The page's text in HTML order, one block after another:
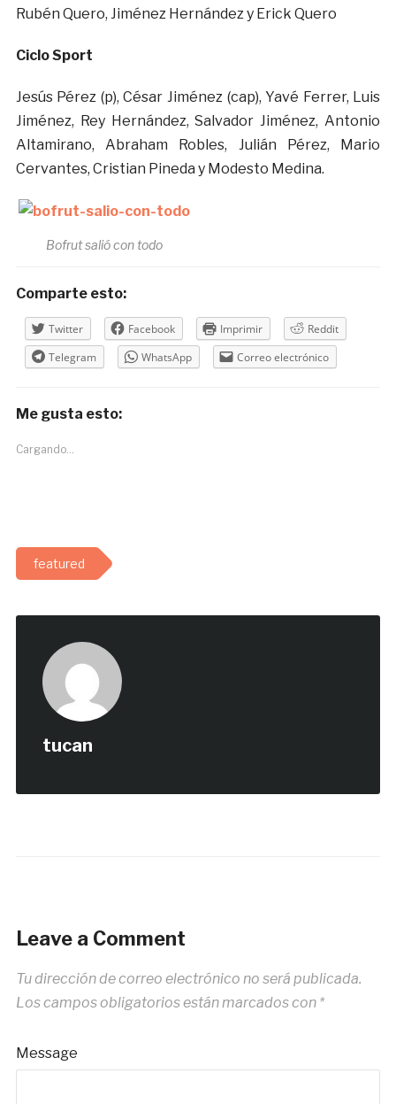
Rubén Quero, Jiménez Hernández y Erick Quero
Ciclo Sport
Jesús Pérez (p), César Jiménez (cap), Yavé Ferrer, Luis
Jiménez, Rey Hernández, Salvador Jiménez, Antonio
Altamirano, Abraham Robles, Julián Pérez, Mario
Cervantes, Cristian Pineda y Modesto Medina.
Bofrut salió con todo
Comparte esto:
Twitter Facebook Imprimir
Reddit
Telegram
WhatsApp Correo electrónico
Me gusta esto:
Cargando...
featured
tucan
Leave a Comment
Tu dirección de correo electrónico no será publicada.
Los campos obligatorios están marcados con *
Message